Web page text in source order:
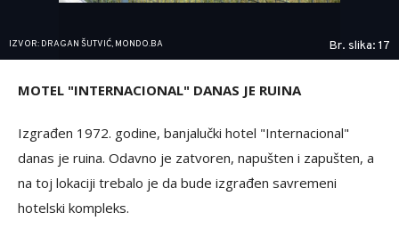
IZVOR: DRAGAN ŠUTVIĆ, MONDO.BA Br. slika: 17
MOTEL "INTERNACIONAL" DANAS JE RUINA
Izgrađen 1972. godine, banjalučki hotel "Internacional"
danas je ruina. Odavno je zatvoren, napušten i zapušten, a
na toj lokaciji trebalo je da bude izgrađen savremeni
hotelski kompleks.